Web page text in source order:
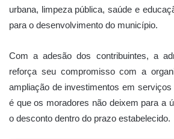
urbana, limpeza pública, saúde e
para o desenvolvimento do município.
Com a adesão dos contribuintes, a
reforça seu compromisso com a
ampliação de investimentos em serviços
é que os moradores não deixem para a
o desconto dentro do prazo estabelecido.